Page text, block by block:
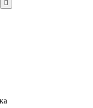
